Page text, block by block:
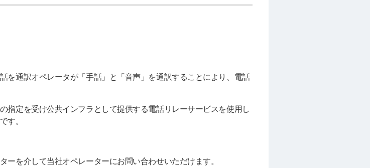
を通訳オペレータが「手話」と「音声」を通訳することにより、電話
指定を受け公共インフラとして提供する電話リレーサービスを使用し
す。
を介して当社オペレーターにお問い合わせいただけます。